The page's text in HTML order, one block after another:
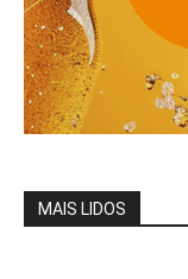
MAIS LIDOS